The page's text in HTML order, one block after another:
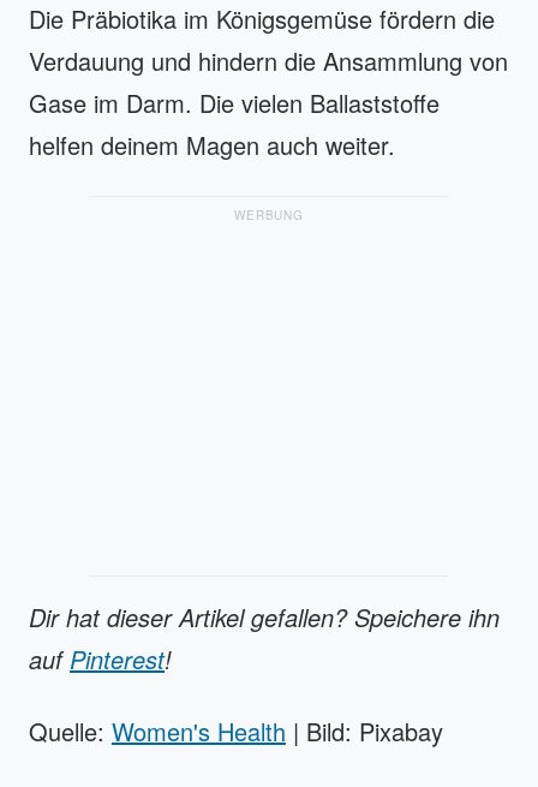
Die Präbiotika im Königsgemüse fördern die
Verdauung und hindern die Ansammlung von
Gase im Darm. Die vielen Ballaststoffe
helfen deinem Magen auch weiter.
WERBUNG
Dir hat dieser Artikel gefallen? Speichere ihn
aufPinterest!
Quelle: Women's Health | Bild: Pixabay